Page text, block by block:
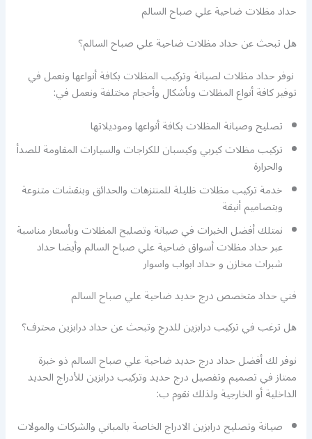
حداد مظلات ضاحية علي صباح السالم
هل تبحث عن حداد مظلات ضاحية علي صباح السالم؟
نوفر حداد مظلات لصيانة وتركيب المظلات بكافة أنواعها ونعمل في
توفير كافة أنواع المظلات وبأشكال وأحجام مختلفة ونعمل في:
تصليح وصيانة المظلات بكافة أنواعها وموديلاتها
تركيب مظلات كيربي وكيسبان للكراجات والسيارات المقاومة للصدأ
والحرارة
خدمة تركيب مظلات ظليلة للمنتزهات والحدائق وبنقشات متنوعة
وبتصاميم أنيقة
نمتلك أفضل الخبرات في صيانة وتصليح المظلات وبأسعار مناسبة
عبر حداد مظلات أسواق ضاحية علي صباح السالم وأيضا حداد
شبرات مخازن و حداد ابواب واسوار
فني حداد متخصص درج حديد ضاحية علي صباح السالم
هل ترغب في تركيب درابزين للدرج وتبحث عن حداد درابزين محترف؟
نوفر لك أفضل حداد درج حديد ضاحية علي صباح السالم ذو خبرة
ممتاز في تصميم وتفصيل درج حديد وتركيب درابزين للأدراج الحديد
الداخلية أو الخارجية ولذلك نقوم ب:
صيانة وتصليح درابزين الادراج الخاصة بالمباني والشركات والمولات